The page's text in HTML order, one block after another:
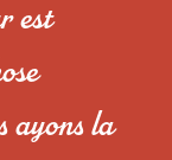
est
ayons la